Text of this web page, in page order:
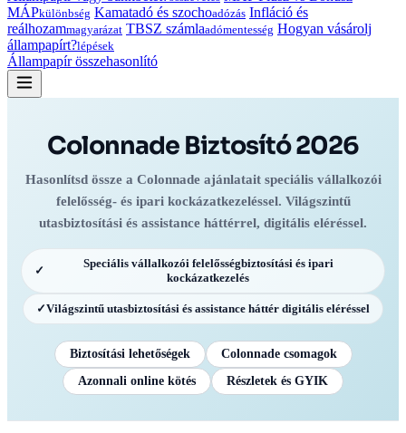
MÁPkülönbség Kamatadó és szochoadózás Infláció és
reálhozammagyarázat TBSZ számlaadómentesség Hogyan vásárolj
állampapírt?lépések
Állampapír összehasonlító
Colonnade Biztosító 2026
Hasonlítsd össze a Colonnade ajánlatait speciális vállalkozói
felelősség- és ipari kockázatkezeléssel. Világszintű
utasbiztosítási és assistance háttérrel, digitális eléréssel.
✓
Speciális vállalkozói felelősségbiztosítási és ipari
kockázatkezelés
✓Világszintű utasbiztosítási és assistance háttér digitális eléréssel
Biztosítási lehetőségek
Colonnade csomagok
Azonnali online kötés
Részletek és GYIK